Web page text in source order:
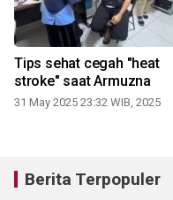
Tips sehat cegah "heat
stroke" saat Armuzna
31 May 2025 23:32 WIB, 2025
Berita Terpopuler